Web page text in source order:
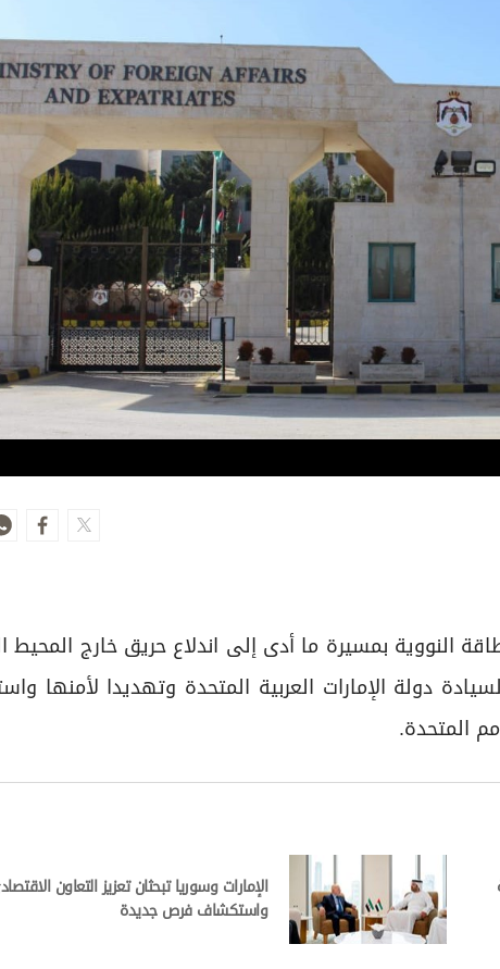
النووية بمسيرة ما أدى إلى اندلاع حريق خارج المحيط
دولة الإمارات العربية المتحدة وتهديدا لأمنها
المتحدة.
الإمارات وسوريا تبحثان تعزيز التعاون
واستكشاف فرص جديدة